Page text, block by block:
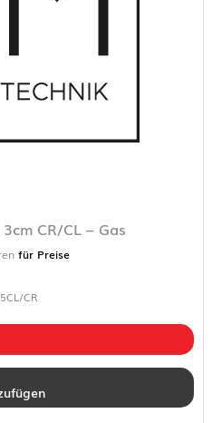
CR/CL – Gas
für Preise
CR